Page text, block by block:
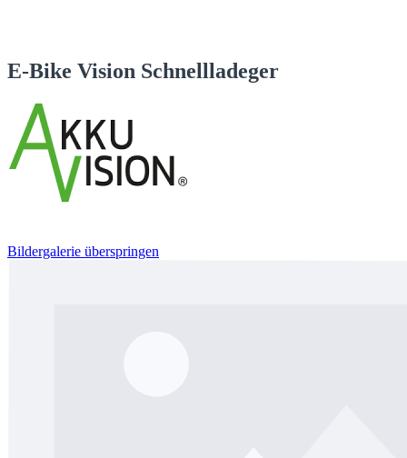
E-Bike Vision Schnellladeger
Bildergalerie überspringen